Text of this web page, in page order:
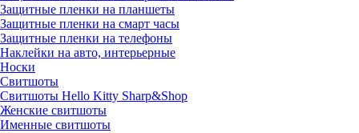
Защитные пленки на планшеты
Защитные пленки на смарт часы
Защитные пленки на телефоны
Наклейки на авто, интерьерные
Носки
Свитшоты
Cвитшоты Hello Kitty Sharp&Shop
Женские свитшоты
Именные свитшоты